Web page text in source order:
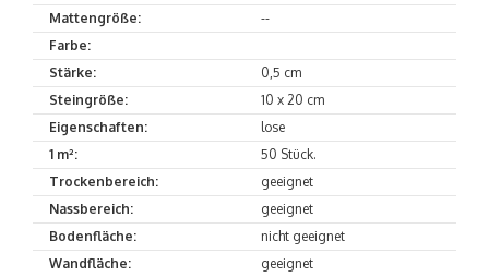
Mattengröße:
--
Farbe:
Stärke:
0,5 cm
Steingröße:
10 x 20 cm
Eigenschaften:
lose
1 m²:
50 Stück.
Trockenbereich:
geeignet
Nassbereich:
geeignet
Bodenfläche:
nicht geeignet
Wandfläche:
geeignet